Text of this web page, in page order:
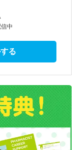
中
る